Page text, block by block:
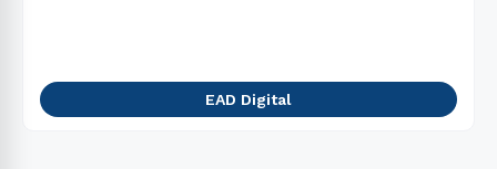
EAD Digital